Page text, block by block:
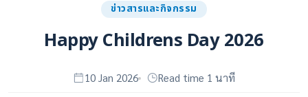
ข่าวสารและกิจกรรม
Happy Childrens Day 2026
10 Jan 2026 Read time 1 นาที